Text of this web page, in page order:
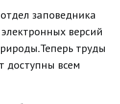
заповедника
версий
труды
доступны всем